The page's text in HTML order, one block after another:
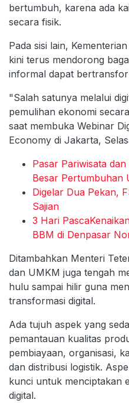
bertumbuh, karena ada
secara fisik.
Pada sisi lain,
kini terus mendorong
informal dapat
"Salah satunya melalui
pemulihan ekonomi
saat membuka Webinar
Economy di Jakarta,
Pasar Pariwisata
Besar Pertumbuhan
Digelar Dua Pekan,
Sajian
3 Hari
BBM di Denpasar
Ditambahkan Menteri
dan UMKM juga tengah
hulu sampai hilir guna
transformasi digital.
Ada tujuh aspek yang
pemantauan kualitas
pembiayaan, organisasi,
dan distribusi logistik.
kunci untuk menciptakan
digital.